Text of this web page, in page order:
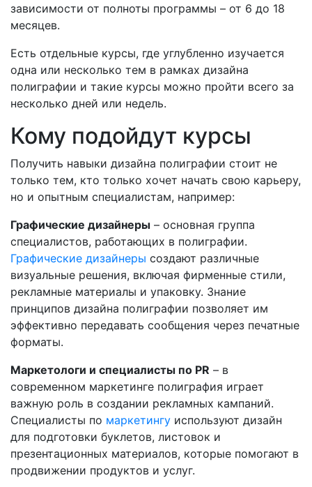
зависимости от полноты программы – от 6 до 18
месяцев.
Есть отдельные курсы, где углубленно изучается
одна или несколько тем в рамках дизайна
полиграфии и такие курсы можно пройти всего за
несколько дней или недель.
Кому подойдут курсы
Получить навыки дизайна полиграфии стоит не
только тем, кто только хочет начать свою карьеру,
но и опытным специалистам, например:
Графические дизайнеры – основная группа
специалистов, работающих в полиграфии.
Графические дизайнеры создают различные
визуальные решения, включая фирменные стили,
рекламные материалы и упаковку. Знание
принципов дизайна полиграфии позволяет им
эффективно передавать сообщения через печатные
форматы.
Маркетологи и специалисты по PR – в
современном маркетинге полиграфия играет
важную роль в создании рекламных кампаний.
Специалисты по маркетингу используют дизайн
для подготовки буклетов, листовок и
презентационных материалов, которые помогают в
продвижении продуктов и услуг.